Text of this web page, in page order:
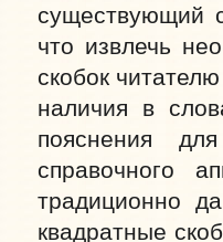
существующий
что извлечь
скобок
наличия в
пояснения
справочного
традиционно
квадратные